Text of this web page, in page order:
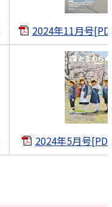
2024年11月号
2024年5月号